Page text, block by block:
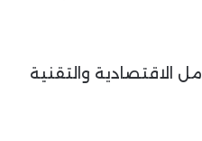
الاقتصادية والتقنية